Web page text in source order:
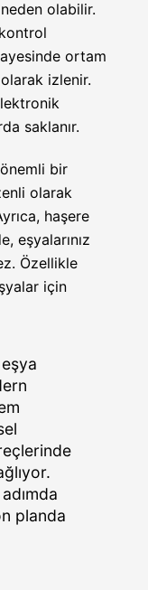
olabilir.
ortam
izlenir.
saklanır.
bir
olarak
haşere
eşyalarınız
Özellikle
için
planda